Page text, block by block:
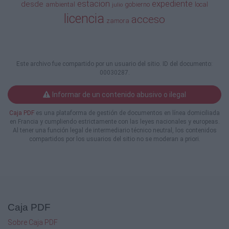
suprimir las dos plazas de estacionamiento y
la zona excluida al tráfico que se contemplan
estación de servicio como las dos plazas de
estacionamiento a suprimir, debiéndose
igualmente contemplar un vado o rampa de
acceso desde la calzada para salvar el
desnivel
existente, desnivel que como máximo deberá
resolverse en una longitud, a contar desde el
bordillo exterior, no superior al ancho del
estacionamiento en línea contemplado, de tal
E) En relación al acceso a la estación de
el
desde ambiental estacion julio gobierno expediente local
licencia zamora acceso
Este archivo fue compartido por un usuario del sitio. ID del documento:
00030287.
Informar de un contenido abusivo o ilegal
Caja PDF es una plataforma de gestión de documentos en línea domiciliada
en Francia y cumpliendo estrictamente con las leyes nacionales y europeas.
Al tener una función legal de intermediario técnico neutral, los contenidos
compartidos por los usuarios del sitio no se moderan a priori.
Caja PDF
Sobre Caja PDF